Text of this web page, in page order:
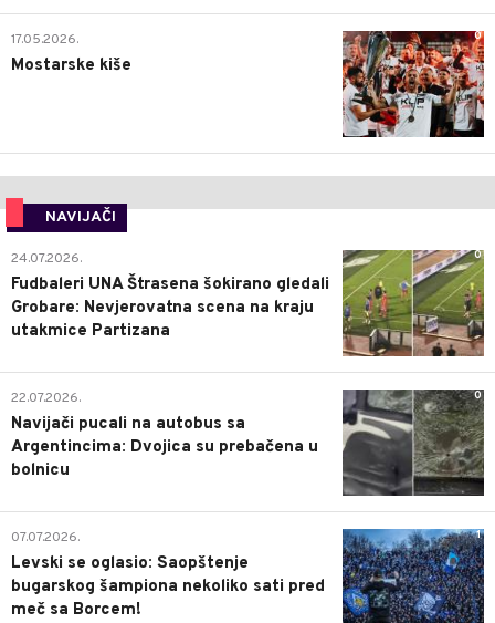
0
17.05.2026.
Mostarske kiše
NAVIJAČI
0
24.07.2026.
Fudbaleri UNA Štrasena šokirano gledali
Grobare: Nevjerovatna scena na kraju
utakmice Partizana
0
22.07.2026.
Navijači pucali na autobus sa
Argentincima: Dvojica su prebačena u
bolnicu
1
07.07.2026.
Levski se oglasio: Saopštenje
bugarskog šampiona nekoliko sati pred
meč sa Borcem!